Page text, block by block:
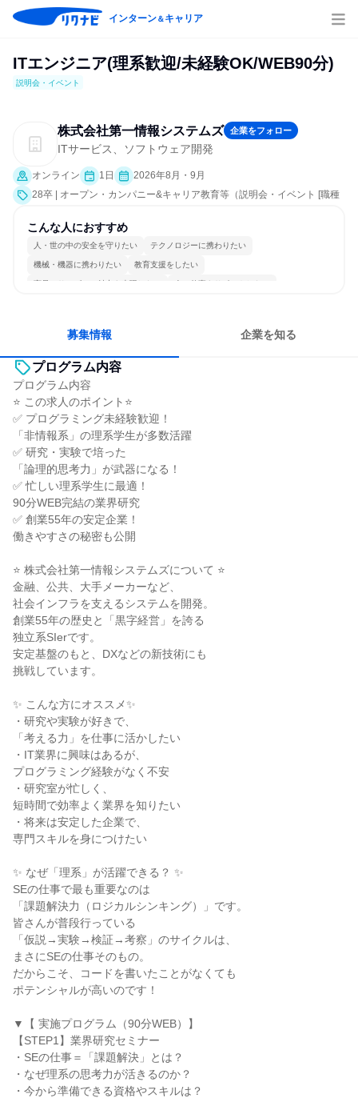
インターン＆キャリア
ITエンジニア(理系歓迎/未経験OK/WEB90分)
説明会・イベント
株式会社第一情報システムズ 企業をフォロー
ITサービス、ソフトウェア開発
オンライン 1日
2026年8月・9月
28卒 | オープン・カンパニー&キャリア教育等（説明会・イベント [職種
こんな人におすすめ
人・世の中の安全を守りたい テクノロジーに携わりたい
機械・機器に携わりたい 教育支援をしたい
商品・サービスの魅力を表現したい 人の仕事をサポートしたい
募集情報 企業を知る
プログラム内容
プログラム内容
⭐ この求人のポイント⭐
✅ プログラミング未経験歓迎！
「非情報系」の理系学生が多数活躍
✅ 研究・実験で培った
「論理的思考力」が武器になる！
✅ 忙しい理系学生に最適！
90分WEB完結の業界研究
✅ 創業55年の安定企業！
働きやすさの秘密も公開
⭐ 株式会社第一情報システムズについて ⭐
金融、公共、大手メーカーなど、
社会インフラを支えるシステムを開発。
創業55年の歴史と「黒字経営」を誇る
独立系SIerです。
安定基盤のもと、DXなどの新技術にも
挑戦しています。
✨ こんな方にオススメ✨
・研究や実験が好きで、
「考える力」を仕事に活かしたい
・IT業界に興味はあるが、
プログラミング経験がなく不安
・研究室が忙しく、
短時間で効率よく業界を知りたい
・将来は安定した企業で、
専門スキルを身につけたい
✨ なぜ「理系」が活躍できる？ ✨
SEの仕事で最も重要なのは
「課題解決力（ロジカルシンキング）」です。
皆さんが普段行っている
「仮説→実験→検証→考察」のサイクルは、
まさにSEの仕事そのもの。
だからこそ、コードを書いたことがなくても
ポテンシャルが高いのです！
▼【 実施プログラム（90分WEB）】
【STEP1】業界研究セミナー
・SEの仕事＝「課題解決」とは？
・なぜ理系の思考力が活きるのか？
・今から準備できる資格やスキルは？